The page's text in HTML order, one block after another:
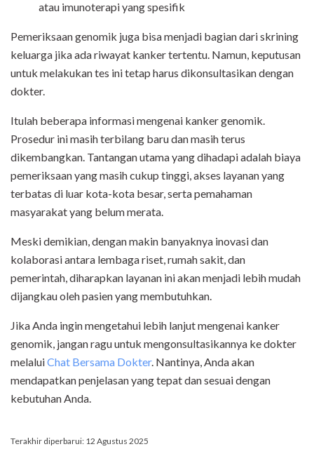
atau imunoterapi yang spesifik
Pemeriksaan genomik juga bisa menjadi bagian dari skrining
keluarga jika ada riwayat kanker tertentu. Namun, keputusan
untuk melakukan tes ini tetap harus dikonsultasikan dengan
dokter.
Itulah beberapa informasi mengenai kanker genomik.
Prosedur ini masih terbilang baru dan masih terus
dikembangkan. Tantangan utama yang dihadapi adalah biaya
pemeriksaan yang masih cukup tinggi, akses layanan yang
terbatas di luar kota-kota besar, serta pemahaman
masyarakat yang belum merata.
Meski demikian, dengan makin banyaknya inovasi dan
kolaborasi antara lembaga riset, rumah sakit, dan
pemerintah, diharapkan layanan ini akan menjadi lebih mudah
dijangkau oleh pasien yang membutuhkan.
Jika Anda ingin mengetahui lebih lanjut mengenai kanker
genomik, jangan ragu untuk mengonsultasikannya ke dokter
melaluiChat Bersama Dokter. Nantinya, Anda akan
mendapatkan penjelasan yang tepat dan sesuai dengan
kebutuhan Anda.
Terakhir diperbarui: 12 Agustus 2025